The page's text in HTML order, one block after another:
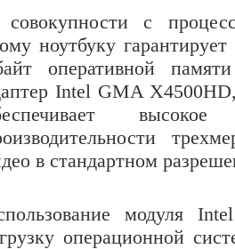
с
ноутбуку
оперативной
Intel GMA
в стандартном
модуля
операционной